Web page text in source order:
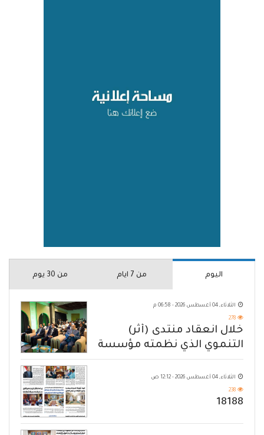
اليوم من 7 ايام من 30 يوم
الثلاثاء, 04 أغسطس 2026 - 06:58 م
278
خلال انعقاد منتدى (أثر)
التنموي الذي نظمته مؤسسة
حضرموت
الثلاثاء, 04 أغسطس 2026 - 12:12 ص
238
18188